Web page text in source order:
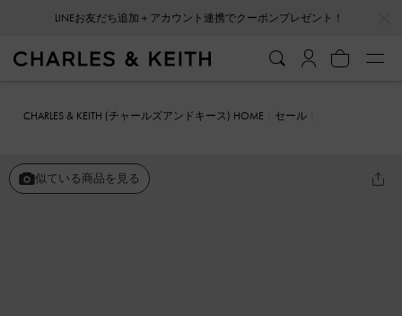
LINEお友だち追加＋アカウント連携でクーポンプレゼント！
CHARLES & KEITH (チャールズアンドキース) HOME
セール
似ている商品を見る